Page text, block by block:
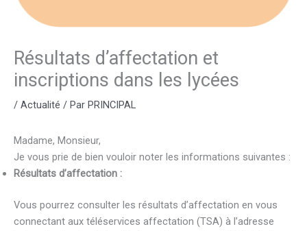
Résultats d’affectation et
inscriptions dans les lycées
/ Actualité / Par PRINCIPAL
Madame, Monsieur,
Je vous prie de bien vouloir noter les informations suivantes :
Résultats d’affectation :
Vous pourrez consulter les résultats d’affectation en vous
connectant aux téléservices affectation (TSA) à l’adresse